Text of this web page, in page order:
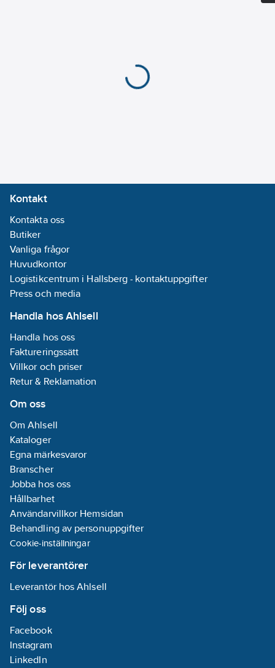
Kontakt
Kontakta oss
Butiker
Vanliga frågor
Huvudkontor
Logistikcentrum i Hallsberg - kontaktuppgifter
Press och media
Handla hos Ahlsell
Handla hos oss
Faktureringssätt
Villkor och priser
Retur & Reklamation
Om oss
Om Ahlsell
Kataloger
Egna märkesvaror
Branscher
Jobba hos oss
Hållbarhet
Användarvillkor Hemsidan
Behandling av personuppgifter
Cookie-inställningar
För leverantörer
Leverantör hos Ahlsell
Följ oss
Facebook
Instagram
LinkedIn